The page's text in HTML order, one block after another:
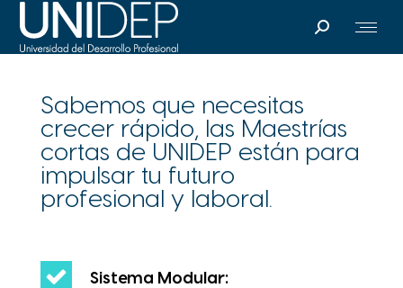
Search:
Sabemos que necesitas
crecer rápido, las Maestrías
cortas de UNIDEP están para
impulsar tu futuro
profesional y laboral.
Sistema Modular: